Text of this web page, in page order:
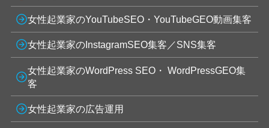
女性起業家のYouTubeSEO・YouTubeGEO動画集客
女性起業家のInstagramSEO集客／SNS集客
女性起業家のWordPress SEO・ WordPressGEO集
客
女性起業家の広告運用